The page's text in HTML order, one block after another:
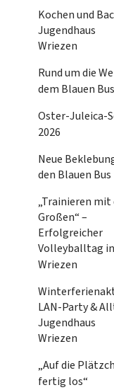
Kochen und
Jugendhaus
Wriezen
Rund um die
dem Blauen Bus
Oster-Juleica-
2026
Neue
den Blauen Bus
„Trainieren mit
Großen“ –
Erfolgreicher
Volleyballtag in
Wriezen
LAN-Party &
Jugendhaus
Wriezen
„Auf die
fertig los“